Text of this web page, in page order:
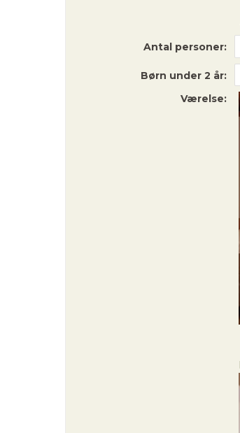
Antal personer:
Børn under 2 år:
Værelse: